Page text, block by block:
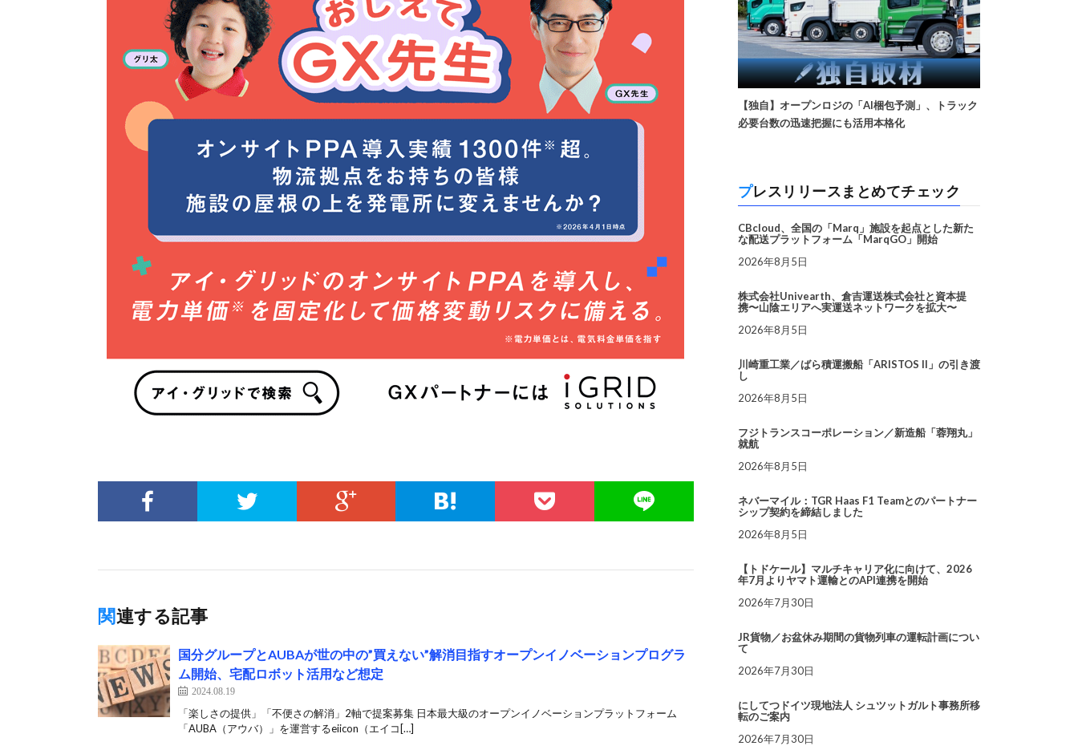
関連する記事
国分グループとAUBAが世の中の”買えない”解消目指すオープンイノベーションプログラ
ム開始、宅配ロボット活用など想定
2024.08.19
「楽しさの提供」「不便さの解消」2軸で提案募集 日本最大級のオープンイノベーションプラットフォーム
「AUBA（アウバ）」を運営するeiicon（エイコ[…]
【独自】オープンロジの「AI梱包予測」、トラック
必要台数の迅速把握にも活用本格化
プレスリリースまとめてチェック
CBcloud、全国の「Marq」施設を起点とした新た
な配送プラットフォーム「MarqGO」開始
2026年8月5日
株式会社Univearth、倉吉運送株式会社と資本提
携〜山陰エリアへ実運送ネットワークを拡大〜
2026年8月5日
川崎重工業／ばら積運搬船「ARISTOS II」の引き渡
し
2026年8月5日
フジトランスコーポレーション／新造船「蓉翔丸」
就航
2026年8月5日
ネバーマイル：TGR Haas F1 Teamとのパートナー
シップ契約を締結しました
2026年8月5日
【トドケール】マルチキャリア化に向けて、2026
年7月よりヤマト運輸とのAPI連携を開始
2026年7月30日
JR貨物／お盆休み期間の貨物列車の運転計画につい
て
2026年7月30日
にしてつドイツ現地法人 シュツットガルト事務所移
転のご案内
2026年7月30日